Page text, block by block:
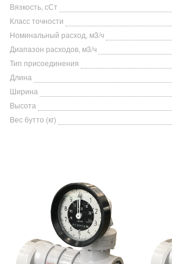
Вязкость, сСт
Класс точности
Номинальный расход, м3/ч
Диапазон расходов, м3/ч
Тип присоединения
Длина
Ширина
Высота
Вес бутто (кг)